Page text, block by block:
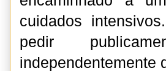
cuidados
pedir
independentemente